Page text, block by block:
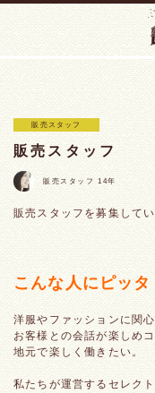
販売スタッフ
販売スタッフ
販売スタッフ 14年
販売スタッフを募集してい
こんな人にピッタ
洋服やファッションに関心
お客様との会話が楽しめ
地元で楽しく働きたい。
私たちが運営するセレク